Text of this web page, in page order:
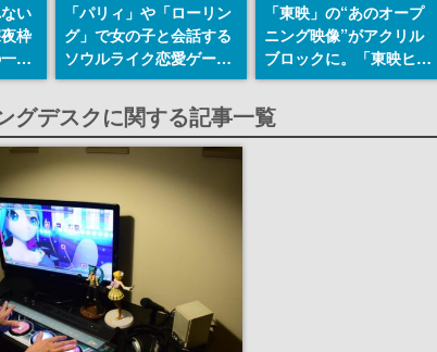
い
枠
部
物
含
わ
「パリィ」や「ローリン
グ」で女の子と会話する
ソウルライク恋愛ゲーム
『小早川さんはソウルラ
イク』無料公開。返事に
失敗すると「YOU
DIED」
「東映」の“あのオープ
ニング映像”がアクリル
ブロックに。「東映ヒス
トリカル グッズコレクシ
ョン」が8月下旬より発
売
グデスクに関する記事一覧